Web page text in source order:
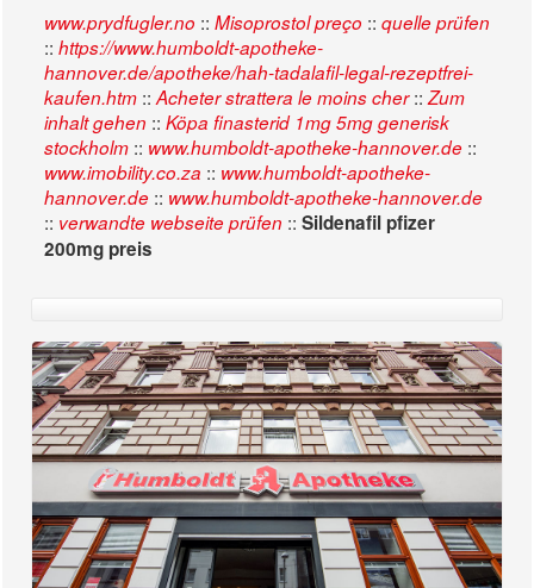
www.prydfugler.no :: Misoprostol preço :: quelle prüfen
:: https://www.humboldt-apotheke-
hannover.de/apotheke/hah-tadalafil-legal-rezeptfrei-
kaufen.htm :: Acheter strattera le moins cher:: Zum
inhalt gehen :: Köpa finasterid 1mg 5mg generisk
stockholm :: www.humboldt-apotheke-hannover.de ::
www.imobility.co.za :: www.humboldt-apotheke-
hannover.de :: www.humboldt-apotheke-hannover.de
:: verwandte webseite prüfen :: Sildenafil pfizer
200mg preis